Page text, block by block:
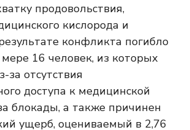
продовольствия,
кислорода и
конфликта погибло
16 человек, из которых
за отсутствия
доступа к медицинской
блокады, а также причинен
ущерб, оцениваемый в 2,76